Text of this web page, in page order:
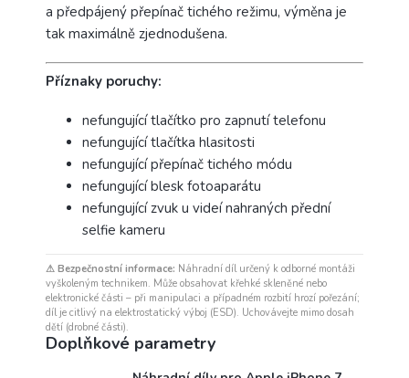
a předpájený přepínač tichého režimu, výměna je
tak maximálně zjednodušena.
Příznaky poruchy:
nefungující tlačítko pro zapnutí telefonu
nefungující tlačítka hlasitosti
nefungující přepínač tichého módu
nefungující blesk fotoaparátu
nefungující zvuk u videí nahraných přední
selfie kameru
⚠ Bezpečnostní informace: Náhradní díl určený k odborné montáži
vyškoleným technikem. Může obsahovat křehké skleněné nebo
elektronické části – při manipulaci a případném rozbití hrozí pořezání;
díl je citlivý na elektrostatický výboj (ESD). Uchovávejte mimo dosah
dětí (drobné části).
Doplňkové parametry